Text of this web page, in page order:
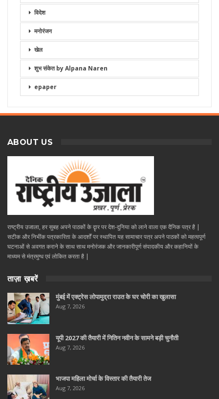
विदेश
मनोरंजन
खेल
शुभ संकेत by Alpana Naren
epaper
ABOUT US
राष्ट्रीय उजाला, हर सुबह अपने पाठकों के दॄार पर देश-दुनिया को लाने वाला एक दैनिक पत्र है |
सटीक और निभींक पत्रकारिता के आदर्शों पर स्थापित यह सामाचार पत्र अपने पाठकों को महत्वपूर्ण
घटनाओं से अवगत कराने के साथ साथ मनोरंजक और जानकारीपूर्ण संपादकीय और कहानियों के
माध्यम से मंत्रमुग्ध एवं लोकित करता है |
ताज़ा ख़बरें
मुंबई में एक्ट्रेस लोपामुद्रा राउत के घर चोरी का खुलासा
Aug 7, 2026
यूपी 2027 की तैयारी में नितिन नवीन के सामने बड़ी चुनौती
Aug 7, 2026
भाजपा महिला मोर्चा के विस्तार की तैयारी तेज
Aug 7, 2026